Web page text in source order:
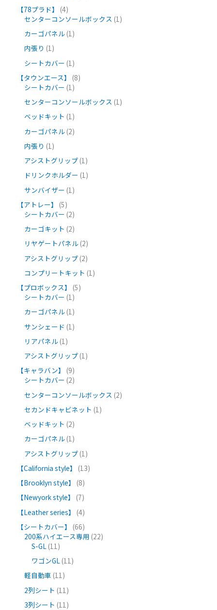
【78プラド】
4
センターコンソールボックス 1
カーゴパネル 1
内張り 1
シートカバー 1
【タウンエース】
8
シートカバー 1
センターコンソールボックス 1
ベッドキット 1
カーゴパネル 2
内張り 1
アシストグリップ 1
ドリンクホルダー 1
サンバイザー 1
【アトレー】
5
シートカバー 2
カーゴキット 2
リヤゲートパネル 2
アシストグリップ 2
コンプリートキット 1
【プロボックス】
5
シートカバー 1
カーゴパネル 1
サンシェード 1
リアパネル 1
アシストグリップ 1
【キャラバン】
9
シートカバー 2
センターコンソールボックス 2
セカンドキャビネット 1
ベッドキット 2
カーゴパネル 1
アシストグリップ 1
【California style】
13
【Brooklyn style】
8
【Newyork style】
7
【Leather series】
4
【シートカバー】
66
200系ハイエース専用 22
S-GL 11
ワゴンGL 11
軽自動車 11
2列シート 11
3列シート 11